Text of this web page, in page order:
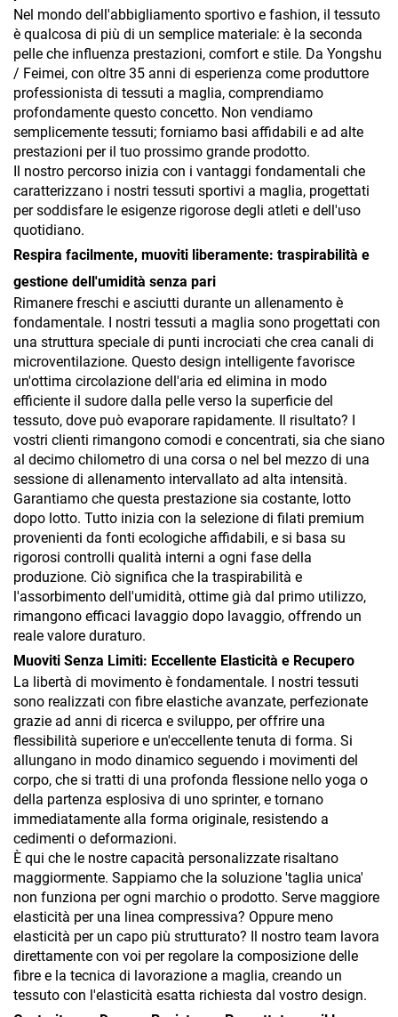
Nel mondo dell'abbigliamento sportivo e fashion, il tessuto
è qualcosa di più di un semplice materiale: è la seconda
pelle che influenza prestazioni, comfort e stile. Da Yongshu
/ Feimei, con oltre 35 anni di esperienza come produttore
professionista di tessuti a maglia, comprendiamo
profondamente questo concetto. Non vendiamo
semplicemente tessuti; forniamo basi affidabili e ad alte
prestazioni per il tuo prossimo grande prodotto.
Il nostro percorso inizia con i vantaggi fondamentali che
caratterizzano i nostri tessuti sportivi a maglia, progettati
per soddisfare le esigenze rigorose degli atleti e dell'uso
quotidiano.
Respira facilmente, muoviti liberamente: traspirabilità e
gestione dell'umidità senza pari
Rimanere freschi e asciutti durante un allenamento è
fondamentale. I nostri tessuti a maglia sono progettati con
una struttura speciale di punti incrociati che crea canali di
microventilazione. Questo design intelligente favorisce
un'ottima circolazione dell'aria ed elimina in modo
efficiente il sudore dalla pelle verso la superficie del
tessuto, dove può evaporare rapidamente. Il risultato? I
vostri clienti rimangono comodi e concentrati, sia che siano
al decimo chilometro di una corsa o nel bel mezzo di una
sessione di allenamento intervallato ad alta intensità.
Garantiamo che questa prestazione sia costante, lotto
dopo lotto. Tutto inizia con la selezione di filati premium
provenienti da fonti ecologiche affidabili, e si basa su
rigorosi controlli qualità interni a ogni fase della
produzione. Ciò significa che la traspirabilità e
l'assorbimento dell'umidità, ottime già dal primo utilizzo,
rimangono efficaci lavaggio dopo lavaggio, offrendo un
reale valore duraturo.
Muoviti Senza Limiti: Eccellente Elasticità e Recupero
La libertà di movimento è fondamentale. I nostri tessuti
sono realizzati con fibre elastiche avanzate, perfezionate
grazie ad anni di ricerca e sviluppo, per offrire una
flessibilità superiore e un'eccellente tenuta di forma. Si
allungano in modo dinamico seguendo i movimenti del
corpo, che si tratti di una profonda flessione nello yoga o
della partenza esplosiva di uno sprinter, e tornano
immediatamente alla forma originale, resistendo a
cedimenti o deformazioni.
È qui che le nostre capacità personalizzate risaltano
maggiormente. Sappiamo che la soluzione 'taglia unica'
non funziona per ogni marchio o prodotto. Serve maggiore
elasticità per una linea compressiva? Oppure meno
elasticità per un capo più strutturato? Il nostro team lavora
direttamente con voi per regolare la composizione delle
fibre e la tecnica di lavorazione a maglia, creando un
tessuto con l'elasticità esatta richiesta dal vostro design.